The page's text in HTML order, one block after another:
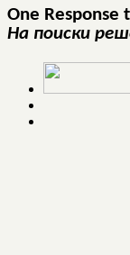
One Response
На поиски